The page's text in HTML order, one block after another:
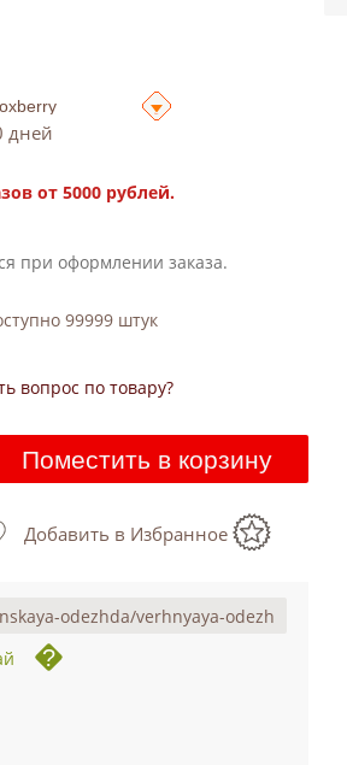
дней
от 5000 рублей.
при оформлении заказа.
99999штук
вопрос по товару?
Поместить в корзину
Добавить в Избранное